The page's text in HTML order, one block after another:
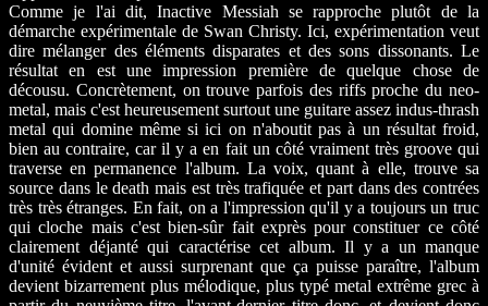
Comme je l'ai dit, Inactive Messiah se rapproche plutôt de la
démarche expérimentale de Swan Christy. Ici, expérimentation veut
dire mélanger des éléments disparates et des sons dissonants. Le
résultat en est une impression première de quelque chose de
décousu. Concrètement, on trouve parfois des riffs proche du neo-
metal, mais c'est heureusement surtout une guitare assez indus-thrash
metal qui domine même si ici on n'aboutit pas à un résultat froid,
bien au contraire, car il y a en fait un côté vraiment très groove qui
traverse en permanence l'album. La voix, quant à elle, trouve sa
source dans le death mais est très trafiquée et part dans des contrées
très très étranges. En fait, on a l'impression qu'il y a toujours un truc
qui cloche mais c'est bien-sûr fait exprès pour constituer ce côté
clairement déjanté qui caractérise cet album. Il y a un manque
d'unité évident et aussi surprenant que ça puisse paraître, l'album
devient bizarrement plus mélodique, plus typé metal extrême grec à